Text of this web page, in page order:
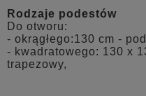
Rodzaje podestów
Do otworu:
- okrągłego:130 cm -
- kwadratowego: 130 x
trapezowy,